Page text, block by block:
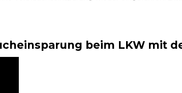
beim LKW mit